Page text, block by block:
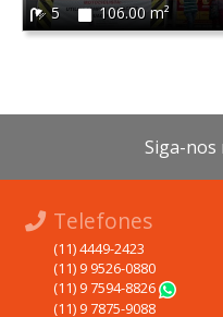
5
106.00 m²
Siga-nos
Telefones
(11) 4449-2423
(11) 9 9526-0880
(11) 9 7594-8826
(11) 9 7875-9088